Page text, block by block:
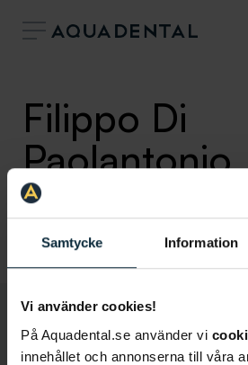
Samtycke Information
Vi använder cookies!
På Aquadental.se använder vi
innehållet och annonserna till våra
Filippo Di
Paolantonio
Allmäntandläkare